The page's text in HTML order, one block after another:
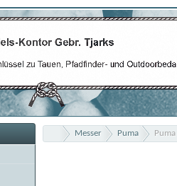
Messer Puma